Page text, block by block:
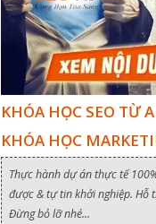
KHÓA HỌC SEO TỪ
KHÓA HỌC
Thực hành dự án thực tế
được & tự tin khởi nghiệp. Hỗ
Đừng bỏ lỡ nhé...